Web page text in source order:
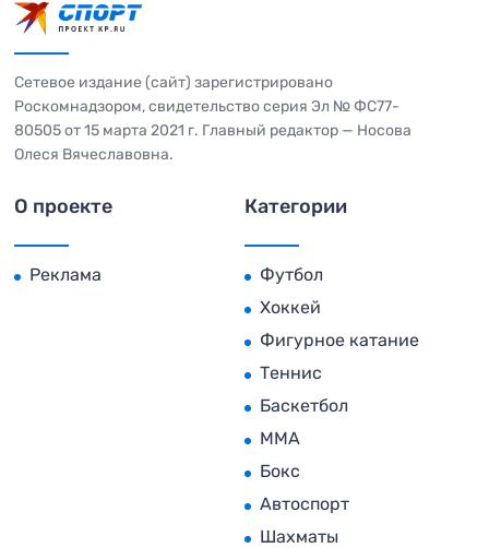
Сетевое издание (сайт) зарегистрировано
Роскомнадзором, свидетельство серия Эл № ФС77-
80505 от 15 марта 2021 г. Главный редактор — Носова
Олеся Вячеславовна.
О проекте
Реклама
Категории
Футбол
Хоккей
Фигурное катание
Теннис
Баскетбол
MMA
Бокс
Автоспорт
Шахматы